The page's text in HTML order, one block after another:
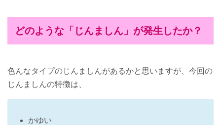
どのような「じんましん」が発生したか？
色んなタイプのじんましんがあるかと思いますが、今回の
じんましんの特徴は、
かゆい